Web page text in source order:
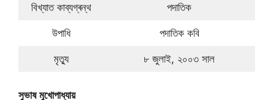
বিখ্যাত কাব্যগ্ৰন্থ পদাতিক
উপাধি পদাতিক কবি
মৃত্যু ৮ জুলাই, ২০০৩ সাল
সুভাষ মুখোপাধ্যায়